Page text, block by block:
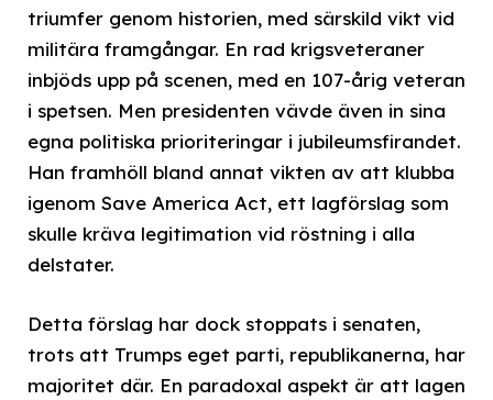
triumfer genom historien, med särskild vikt vid
militära framgångar. En rad krigsveteraner
inbjöds upp på scenen, med en 107-årig veteran
i spetsen. Men presidenten vävde även in sina
egna politiska prioriteringar i jubileumsfirandet.
Han framhöll bland annat vikten av att klubba
igenom Save America Act, ett lagförslag som
skulle kräva legitimation vid röstning i alla
delstater.
Detta förslag har dock stoppats i senaten,
trots att Trumps eget parti, republikanerna, har
majoritet där. En paradoxal aspekt är att lagen